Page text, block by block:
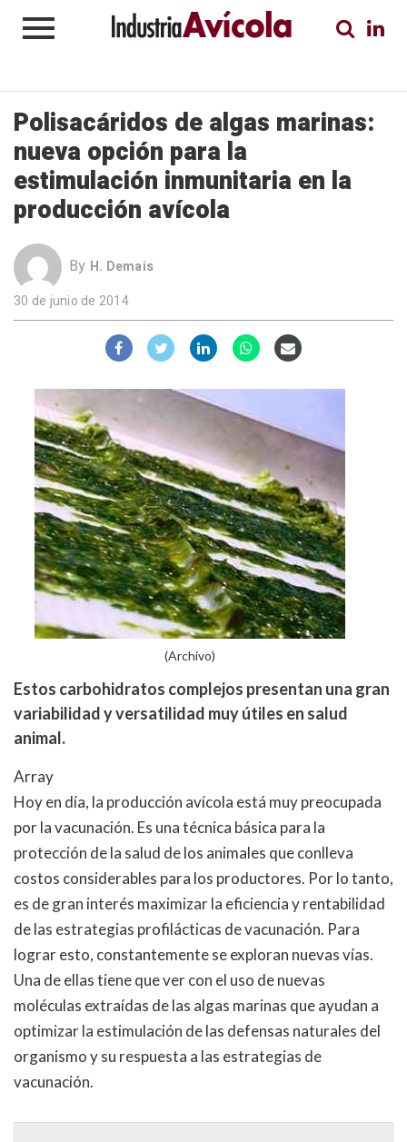
Polisacáridos de algas marinas:
nueva opción para la
estimulación inmunitaria en la
producción avícola
By H. Demais
30 de junio de 2014
(Archivo)
Estos carbohidratos complejos presentan una gran
variabilidad y versatilidad muy útiles en salud
animal.
Array
Hoy en día, la producción avícola está muy preocupada
por la vacunación. Es una técnica básica para la
protección de la salud de los animales que conlleva
costos considerables para los productores. Por lo tanto,
es de gran interés maximizar la eficiencia y rentabilidad
de las estrategias profilácticas de vacunación. Para
lograr esto, constantemente se exploran nuevas vías.
Una de ellas tiene que ver con el uso de nuevas
moléculas extraídas de las algas marinas que ayudan a
optimizar la estimulación de las defensas naturales del
organismo y su respuesta a las estrategias de
vacunación.